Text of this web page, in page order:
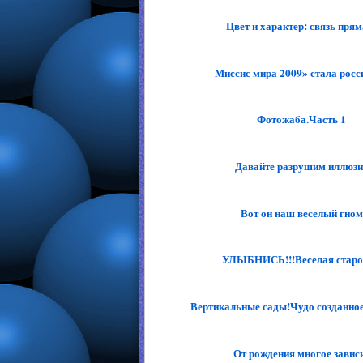
Цвет и характер: связь
Миссис мира 2009» стала
Фотожаба.Часть 1
Давайте разрушим
Вот он наш веселый гном
УЛЫБНИСЬ!!!Веселая
Вертикальные сады!Чудо
От рождения многое